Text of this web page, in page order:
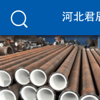
